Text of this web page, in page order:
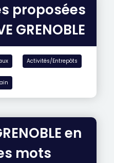
proposées
GRENOBLE
Activités/Entrepôts
en
mots